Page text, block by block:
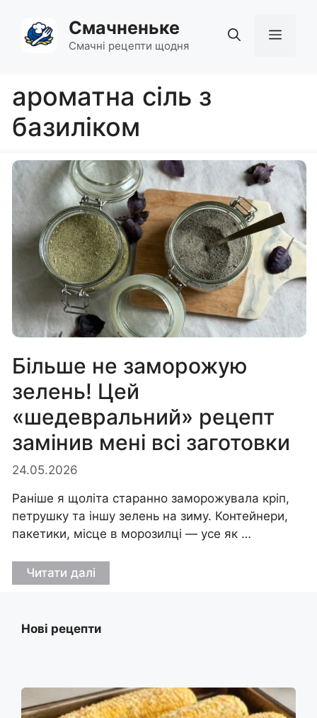
вмісту
Смачненьке
Смачні рецепти щодня
ароматна сіль з
базиліком
Більше не заморожую
зелень! Цей
«шедевральний» рецепт
замінив мені всі заготовки
24.05.2026
Раніше я щоліта старанно заморожувала кріп,
петрушку та іншу зелень на зиму. Контейнери,
пакетики, місце в морозилці — усе як …
Читати далі
Нові рецепти